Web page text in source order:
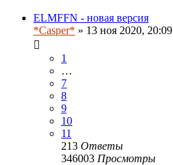
ELMFFN - новая версия
*Casper* » 13 ноя 2020, 20:09
1
…
7
8
9
10
11
213 Ответы
346003 Просмотры